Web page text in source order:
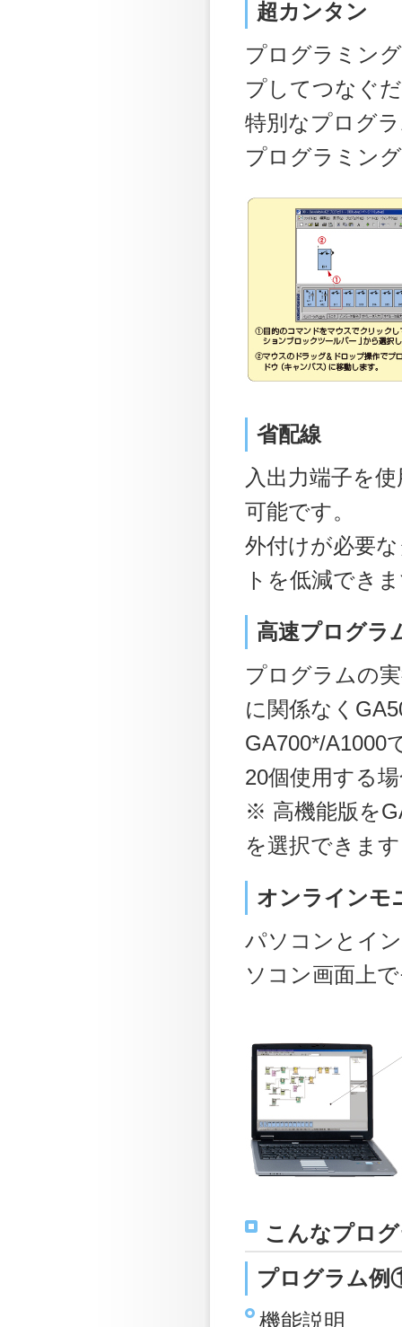
超カンタン
プログラミン
プしてつなぐ
特別なプログ
プログラミン
省配線
入出力端子を
可能です。
外付けが必要
トを低減でき
高速プログラ
プログラムの
に関係なく
GA700*/A1000
20個使用する
※ 高機能版を
を選択できま
オンラインモ
パソコンとイ
ソコン画面上
こんなプロ
プログラム例
機能説明